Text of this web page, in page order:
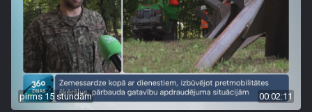
pirms 15 stundām 00:02:11